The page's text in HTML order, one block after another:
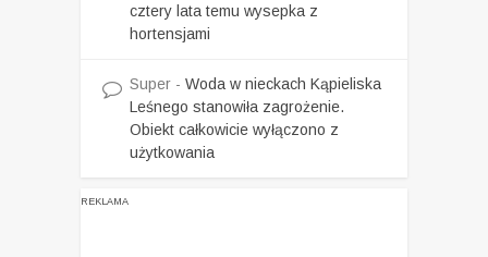
cztery lata temu wysepka z
hortensjami
Super - Woda w nieckach Kąpieliska
Leśnego stanowiła zagrożenie.
Obiekt całkowicie wyłączono z
użytkowania
REKLAMA